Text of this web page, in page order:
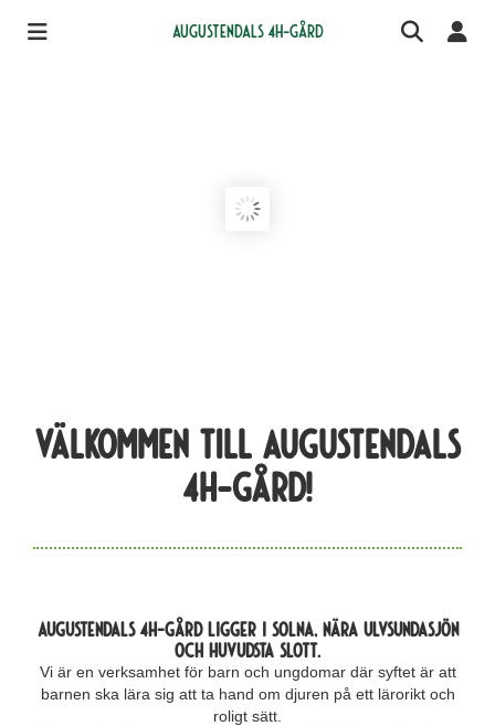
Augustendals 4H-gård
Välkommen till Augustendals
4H-Gård!
Augustendals 4H-gård ligger i Solna,nära Ulvsundasjön
och Huvudsta slott.
Vi är en verksamhet för barn och ungdomar där syftet är att
barnen ska lära sig att ta hand om djuren på ett lärorikt och
roligt sätt.